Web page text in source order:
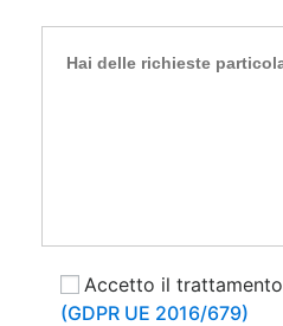
Accetto il
(GDPR UE 2016/679)